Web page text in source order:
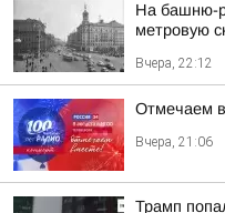
На башню-
метровую
Вчера, 22:12
Отмечаем
Вчера, 21:06
Трамп